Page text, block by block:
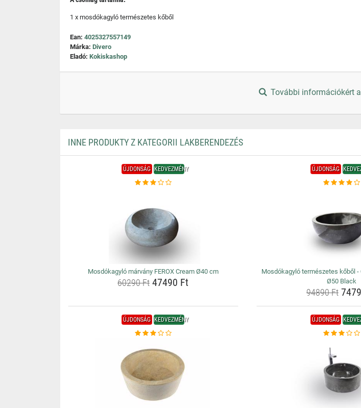
1 x mosdókagyló természetes kőből
Ean: 4025327557149
Márka: Divero
Eladó: Kokiskashop
További információkért
INNE PRODUKTY Z KATEGORII LAKBERENDEZÉS
ÚJDONSÁG KEDVEZMÉNY
Mosdókagyló márvány FEROX Cream Ø40 cm
60290 Ft47490 Ft
ÚJDONSÁG
Mosdókagyló természetes kőből -
Ø50 Black
94890 Ft
ÚJDONSÁG KEDVEZMÉNY ÚJDONSÁG